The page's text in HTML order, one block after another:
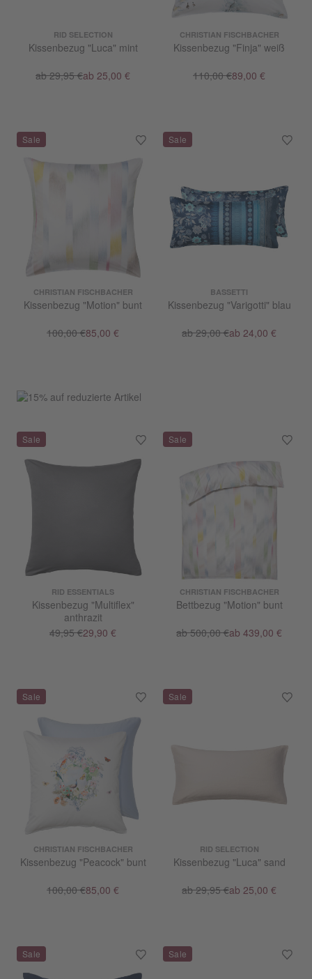
RID SELECTION
Kissenbezug "Luca" mint
ab 29,95 €ab 25,00 €
CHRISTIAN FISCHBACHER
Kissenbezug "Finja" weiß
110,00 €89,00 €
CHRISTIAN FISCHBACHER
Kissenbezug "Motion" bunt
100,00 €85,00 €
BASSETTI
Kissenbezug "Varigotti" blau
ab 29,00 €ab 24,00 €
RID ESSENTIALS
Kissenbezug "Multiflex"
anthrazit
49,95 €29,90 €
CHRISTIAN FISCHBACHER
Bettbezug "Motion" bunt
ab 500,00 €ab 439,00 €
CHRISTIAN FISCHBACHER
Kissenbezug "Peacock" bunt
100,00 €85,00 €
RID SELECTION
Kissenbezug "Luca" sand
ab 29,95 €ab 25,00 €